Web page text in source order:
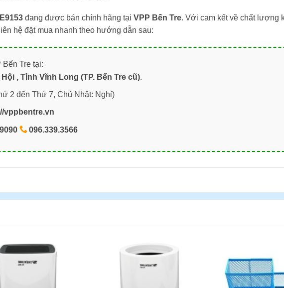
đang được bán chính hãng tại VPP Bến Tre. Với cam kết về chất lượng
hệ đặt mua nhanh theo hướng dẫn sau:
Tre tại:
, Tỉnh Vĩnh Long (TP. Bến Tre cũ).
2 đến Thứ 7, Chủ Nhật: Nghỉ)
vppbentre.vn
096.339.3566